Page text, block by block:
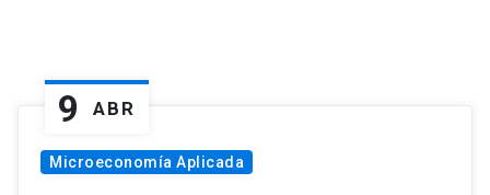
9 ABR
Microeconomía Aplicada